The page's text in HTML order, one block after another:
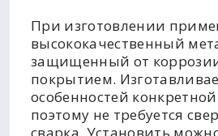
При изготовлении
высококачественный
защищенный от
покрытием.
особенностей
поэтому не требуется
сварка. Установить